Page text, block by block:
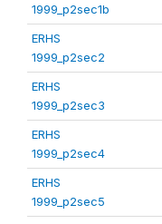
1999_p2sec1b
ERHS
1999_p2sec2
ERHS
1999_p2sec3
ERHS
1999_p2sec4
ERHS
1999_p2sec5